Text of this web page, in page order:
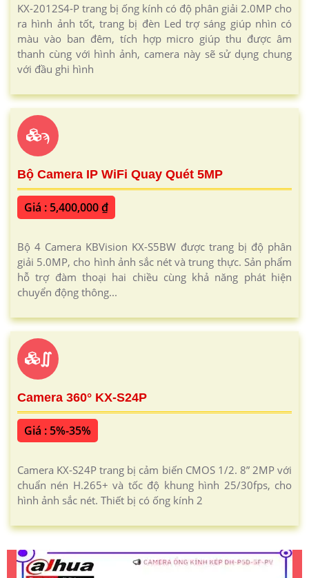
KX-2012S4-P trang bị ống kính có độ phân giải 2.0MP cho
ra hình ảnh tốt, trang bị đèn Led trợ sáng giúp nhìn có
màu vào ban đêm, tích hợp micro giúp thu được âm
thanh cùng với hình ảnh, camera này sẽ sử dụng chung
với đầu ghi hình
ϡ
Bộ Camera IP WiFi Quay Quét 5MP
Giá : 5,400,000 ₫
Bộ 4 Camera KBVision KX-S5BW được trang bị độ phân
giải 5.0MP, cho hình ảnh sắc nét và trung thực. Sản phẩm
hỗ trợ đàm thoại hai chiều cùng khả năng phát hiện
chuyển động thông...
∬
Camera 360° KX-S24P
Giá : 5%-35%
Camera KX-S24P trang bị cảm biến CMOS 1/2. 8” 2MP với
chuẩn nén H.265+ và tốc độ khung hình 25/30fps, cho
hình ảnh sắc nét. Thiết bị có ống kính 2